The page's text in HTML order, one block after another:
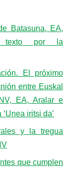
Batasuna, EA,
por la
El próximo
entre Euskal
EA, Aralar e
iritsi da’
y la tregua
que cumplen